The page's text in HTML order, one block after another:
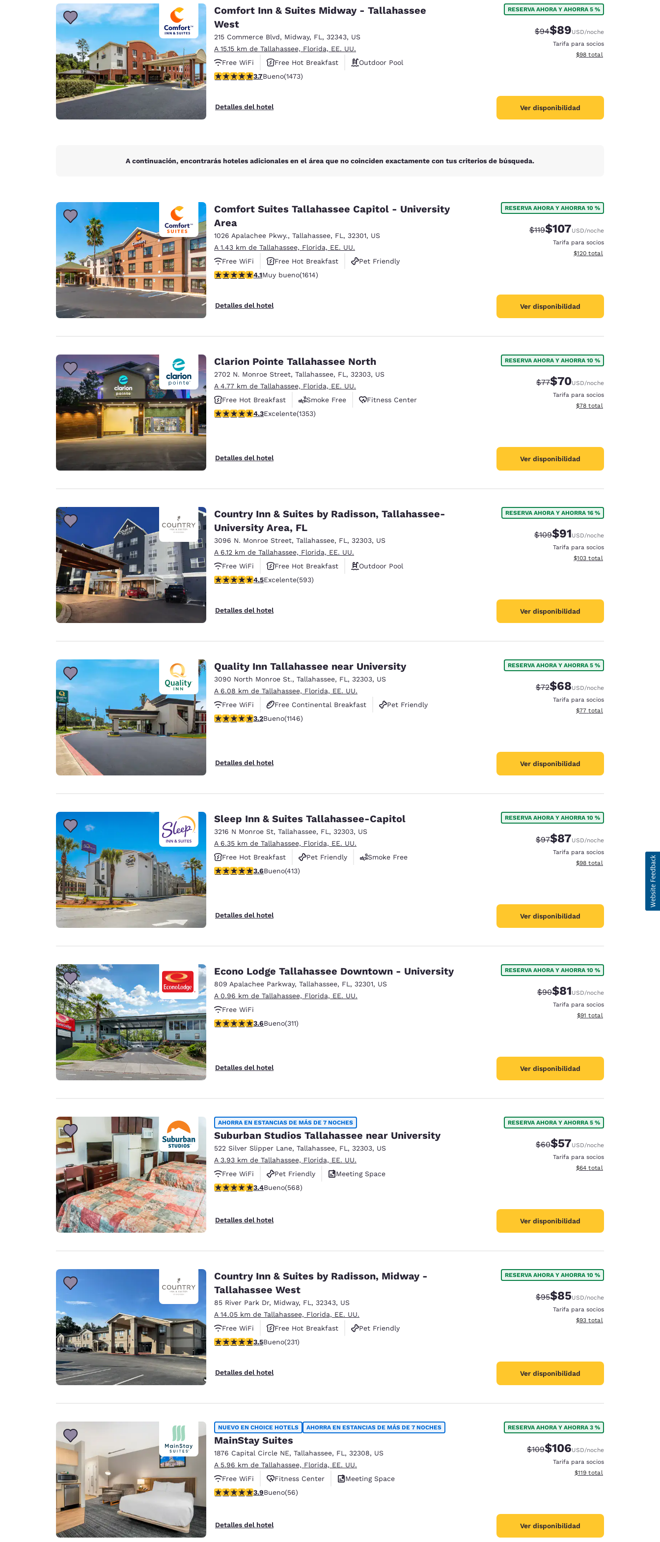
Español English
Europa
Deutschland
Deutsch
Germany
Spain
English
France
English
Comfort Inn & Suites Midway - Tallahassee
West
215 Commerce Blvd, Midway, FL , 32343, US
A 15.15 km de Tallahassee, Florida, EE. UU.
Free WiFi
Free Hot Breakfast
Outdoor Pool
calificación de 3.68 estrellas. Bueno. 1473 reseñas
3.7Bueno(1473)
Detalles del hotel
RESERVA AHORA Y AHORRA 5 %
Precio tachado:
$94Precio con descuento:
$89USD/noche
Tarifa para socios
Ver detalles del total
$98 total
Ver disponibilidad
A continuación, encontrarás hoteles adicionales en el área que no coinciden exactamente con tus criterios de búsqueda.
Comfort Suites Tallahassee Capitol - University
Area
1026 Apalachee Pkwy., Tallahassee, FL , 32301, US
A 1.43 km de Tallahassee, Florida, EE. UU.
Free WiFi
Free Hot Breakfast
Pet Friendly
calificación de 4.08 estrellas. Muy bueno. 1614 reseñas
4.1Muy bueno(1614)
Detalles del hotel
RESERVA AHORA Y AHORRA 10 %
Precio tachado:
$119Precio con descuento:
$107USD/noche
Tarifa para socios
Ver detalles del total
$120 total
Ver disponibilidad
Clarion Pointe Tallahassee North
2702 N. Monroe Street, Tallahassee, FL , 32303, US
A 4.77 km de Tallahassee, Florida, EE. UU.
Free Hot Breakfast
Smoke Free
Fitness Center
calificación de 4.25 estrellas. Excelente. 1353 reseñas
4.3Excelente(1353)
Detalles del hotel
RESERVA AHORA Y AHORRA 10 %
Precio tachado:
$77Precio con descuento:
$70USD/noche
Tarifa para socios
Ver detalles del total
$78 total
Ver disponibilidad
Country Inn & Suites by Radisson, Tallahassee-
University Area, FL
3096 N. Monroe Street, Tallahassee, FL , 32303, US
A 6.12 km de Tallahassee, Florida, EE. UU.
Free WiFi
Free Hot Breakfast
Outdoor Pool
calificación de 4.45 estrellas. Excelente. 593 reseñas
4.5Excelente(593)
Detalles del hotel
RESERVA AHORA Y AHORRA 16 %
Precio tachado:
$109Precio con descuento:
$91USD/noche
Tarifa para socios
Ver detalles del total
$103 total
Ver disponibilidad
Quality Inn Tallahassee near University
3090 North Monroe St., Tallahassee, FL , 32303, US
A 6.08 km de Tallahassee, Florida, EE. UU.
Free WiFi
Free Continental Breakfast
Pet Friendly
calificación de 3.17 estrellas. Bueno. 1146 reseñas
3.2Bueno(1146)
Detalles del hotel
RESERVA AHORA Y AHORRA 5 %
Precio tachado:
$72Precio con descuento:
$68USD/noche
Tarifa para socios
Ver detalles del total
$77 total
Ver disponibilidad
Sleep Inn & Suites Tallahassee-Capitol
3216 N Monroe St, Tallahassee, FL , 32303, US
A 6.35 km de Tallahassee, Florida, EE. UU.
Free Hot Breakfast
Pet Friendly
Smoke Free
calificación de 3.56 estrellas. Bueno. 413 reseñas
3.6Bueno(413)
Detalles del hotel
RESERVA AHORA Y AHORRA 10 %
Precio tachado:
$97Precio con descuento:
$87USD/noche
Tarifa para socios
Ver detalles del total
$98 total
Ver disponibilidad
Econo Lodge Tallahassee Downtown - University
809 Apalachee Parkway, Tallahassee, FL , 32301, US
A 0.96 km de Tallahassee, Florida, EE. UU.
Free WiFi
calificación de 3.61 estrellas. Bueno. 311 reseñas
3.6Bueno(311)
Detalles del hotel
RESERVA AHORA Y AHORRA 10 %
Precio tachado:
$90Precio con descuento:
$81USD/noche
Tarifa para socios
Ver detalles del total
$91 total
Ver disponibilidad
AHORRA EN ESTANCIAS DE MÁS DE 7 NOCHES
Suburban Studios Tallahassee near University
522 Silver Slipper Lane, Tallahassee, FL , 32303, US
A 3.93 km de Tallahassee, Florida, EE. UU.
Free WiFi
Pet Friendly
Meeting Space
calificación de 3.37 estrellas. Bueno. 568 reseñas
3.4Bueno(568)
Detalles del hotel
RESERVA AHORA Y AHORRA 5 %
Precio tachado:
$60Precio con descuento:
$57USD/noche
Tarifa para socios
Ver detalles del total
$64 total
Ver disponibilidad
Country Inn & Suites by Radisson, Midway -
Tallahassee West
85 River Park Dr, Midway, FL , 32343, US
A 14.05 km de Tallahassee, Florida, EE. UU.
Free WiFi
Free Hot Breakfast
Pet Friendly
calificación de 3.52 estrellas. Bueno. 231 reseñas
3.5Bueno(231)
Detalles del hotel
RESERVA AHORA Y AHORRA 10 %
Precio tachado:
$95Precio con descuento:
$85USD/noche
Tarifa para socios
Ver detalles del total
$93 total
Ver disponibilidad
NUEVO EN CHOICE HOTELS AHORRA EN ESTANCIAS DE MÁS DE 7 NOCHES
MainStay Suites
1876 Capital Circle NE, Tallahassee, FL , 32308, US
A 5.96 km de Tallahassee, Florida, EE. UU.
Free WiFi
Fitness Center
Meeting Space
calificación de 3.89 estrellas. Bueno. 56 reseñas
3.9Bueno(56)
Detalles del hotel
RESERVA AHORA Y AHORRA 3 %
Precio tachado:
$109Precio con descuento:
$106USD/noche
Tarifa para socios
Ver detalles del total
$119 total
Ver disponibilidad